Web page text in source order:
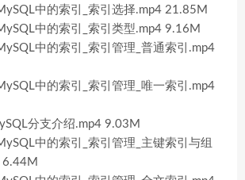
中的索引_索引选择.mp4 21.85M
中的索引_索引类型.mp4 9.16M
中的索引_索引管理_普通索引.mp4
中的索引_索引管理_唯一索引.mp4
分支介绍.mp4 9.03M
中的索引_索引管理_主键索引与组
6.44M